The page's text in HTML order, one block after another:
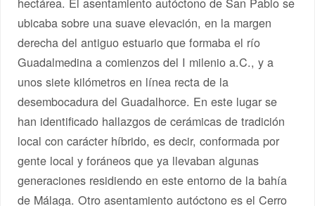
ubicaba sobre una suave elevación, en la margen
derecha del antiguo estuario que formaba el río
Guadalmedina a comienzos del I milenio a.C., y a
unos siete kilómetros en línea recta de la
desembocadura del Guadalhorce. En este lugar se
han identificado hallazgos de cerámicas de tradición
local con carácter híbrido, es decir, conformada por
gente local y foráneos que ya llevaban algunas
generaciones residiendo en este entorno de la bahía
de Málaga. Otro asentamiento autóctono es el Cerro